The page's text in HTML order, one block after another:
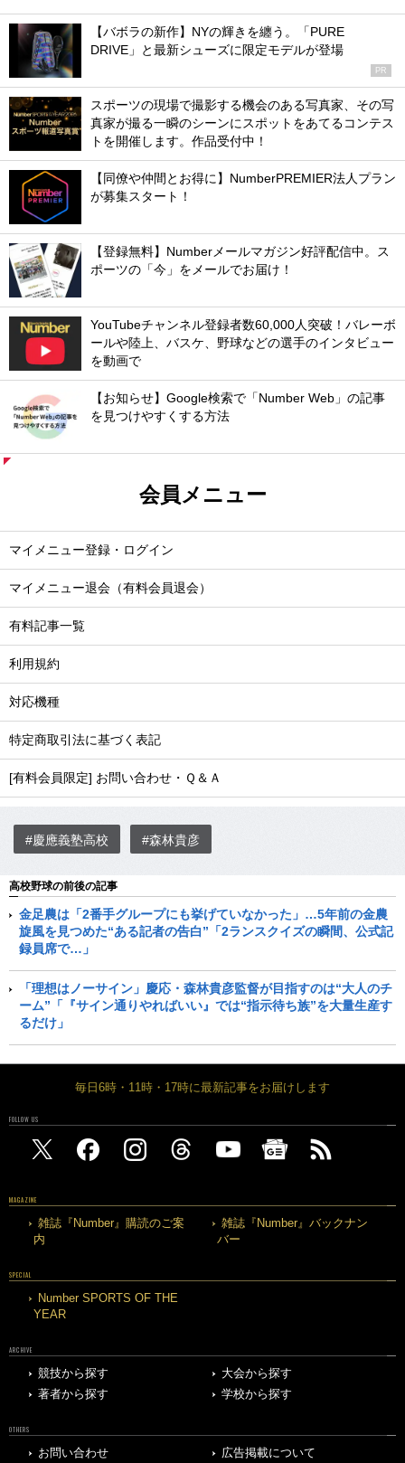
【バボラの新作】NYの輝きを纏う。「PURE
DRIVE」と最新シューズに限定モデルが登場
PR
スポーツの現場で撮影する機会のある写真家、その写
真家が撮る一瞬のシーンにスポットをあてるコンテス
トを開催します。作品受付中！
【同僚や仲間とお得に】NumberPREMIER法人プラン
が募集スタート！
【登録無料】Numberメールマガジン好評配信中。ス
ポーツの「今」をメールでお届け！
YouTubeチャンネル登録者数60,000人突破！バレーボ
ールや陸上、バスケ、野球などの選手のインタビュー
を動画で
【お知らせ】Google検索で「Number Web」の記事
を見つけやすくする方法
会員メニュー
マイメニュー登録・ログイン
マイメニュー退会（有料会員退会）
有料記事一覧
利用規約
対応機種
特定商取引法に基づく表記
[有料会員限定] お問い合わせ・Ｑ＆Ａ
#慶應義塾高校 #森林貴彦
高校野球の前後の記事
金足農は「2番手グループにも挙げていなかった」…5年前の金農
旋風を見つめた“ある記者の告白”「2ランスクイズの瞬間、公式記
録員席で…」
「理想はノーサイン」慶応・森林貴彦監督が目指すのは“大人のチ
ーム”「『サイン通りやればいい』では“指示待ち族”を大量生産す
るだけ」
毎日6時・11時・17時に最新記事をお届けします
FOLLOW US
MAGAZINE
雑誌『Number』購読のご案
内
雑誌『Number』バックナン
バー
SPECIAL
Number SPORTS OF THE
YEAR
ARCHIVE
競技から探す
大会から探す
著者から探す
学校から探す
OTHERS
お問い合わせ 広告掲載について